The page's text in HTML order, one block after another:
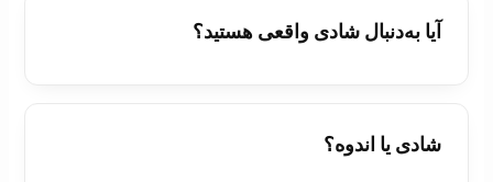
آیا به‌دنبال شادی واقعی هستید؟
شادی یا اندوه؟